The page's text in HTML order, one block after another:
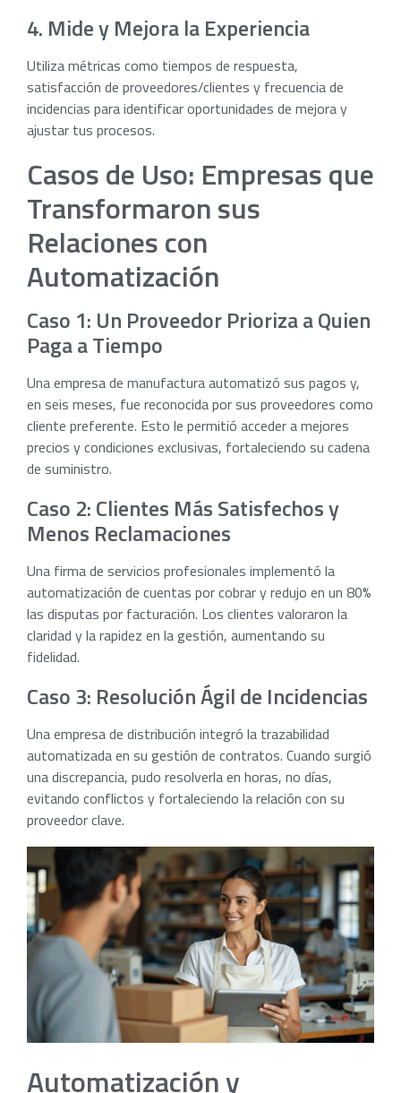
4. Mide y Mejora la Experiencia
Utiliza métricas como tiempos de respuesta,
satisfacción de proveedores/clientes y frecuencia de
incidencias para identificar oportunidades de mejora y
ajustar tus procesos.
Casos de Uso: Empresas que
Transformaron sus
Relaciones con
Automatización
Caso 1: Un Proveedor Prioriza a Quien
Paga a Tiempo
Una empresa de manufactura automatizó sus pagos y,
en seis meses, fue reconocida por sus proveedores como
cliente preferente. Esto le permitió acceder a mejores
precios y condiciones exclusivas, fortaleciendo su cadena
de suministro.
Caso 2: Clientes Más Satisfechos y
Menos Reclamaciones
Una firma de servicios profesionales implementó la
automatización de cuentas por cobrar y redujo en un 80%
las disputas por facturación. Los clientes valoraron la
claridad y la rapidez en la gestión, aumentando su
fidelidad.
Caso 3: Resolución Ágil de Incidencias
Una empresa de distribución integró la trazabilidad
automatizada en su gestión de contratos. Cuando surgió
una discrepancia, pudo resolverla en horas, no días,
evitando conflictos y fortaleciendo la relación con su
proveedor clave.
Automatización y